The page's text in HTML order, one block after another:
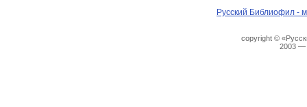
Русский Библиофил -
copyright ©
2003 —